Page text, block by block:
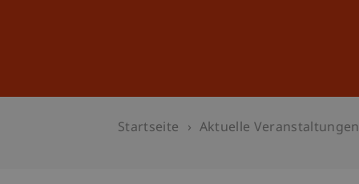
Startseite Aktuelle Veranstaltungen